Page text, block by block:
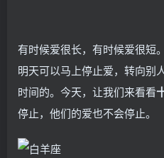
有时候爱很长，有时候爱很短
明天可以马上停止爱，转向别
时间的。今天，让我们来看看
停止，他们的爱也不会停止。